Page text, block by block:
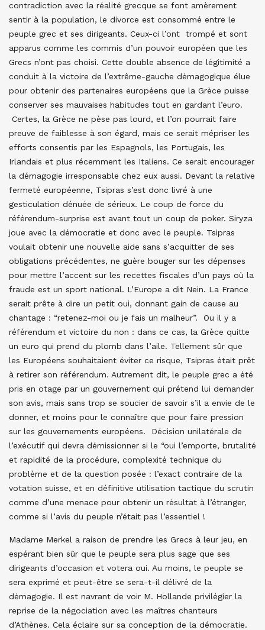
contradiction avec la réalité grecque se font amèrement
sentir à la population, le divorce est consommé entre le
peuple grec et ses dirigeants. Ceux-ci l’ont trompé et sont
apparus comme les commis d’un pouvoir européen que les
Grecs n’ont pas choisi. Cette double absence de légitimité a
conduit à la victoire de l’extrême-gauche démagogique élue
pour obtenir des partenaires européens que la Grèce puisse
conserver ses mauvaises habitudes tout en gardant l’euro.
Certes, la Grèce ne pèse pas lourd, et l’on pourrait faire
preuve de faiblesse à son égard, mais ce serait mépriser les
efforts consentis par les Espagnols, les Portugais, les
Irlandais et plus récemment les Italiens. Ce serait encourager
la démagogie irresponsable chez eux aussi. Devant la relative
fermeté européenne, Tsipras s’est donc livré à une
gesticulation dénuée de sérieux. Le coup de force du
référendum-surprise est avant tout un coup de poker. Siryza
joue avec la démocratie et donc avec le peuple. Tsipras
voulait obtenir une nouvelle aide sans s’acquitter de ses
obligations précédentes, ne guère bouger sur les dépenses
pour mettre l’accent sur les recettes fiscales d’un pays où la
fraude est un sport national. L’Europe a dit Nein. La France
serait prête à dire un petit oui, donnant gain de cause au
chantage : “retenez-moi ou je fais un malheur”. Ou il y a
référendum et victoire du non : dans ce cas, la Grèce quitte
un euro qui prend du plomb dans l’aile. Tellement sûr que
les Européens souhaitaient éviter ce risque, Tsipras était prêt
à retirer son référendum. Autrement dit, le peuple grec a été
pris en otage par un gouvernement qui prétend lui demander
son avis, mais sans trop se soucier de savoir s’il a envie de le
donner, et moins pour le connaître que pour faire pression
sur les gouvernements européens. Décision unilatérale de
l’exécutif qui devra démissionner si le “oui l’emporte, brutalité
et rapidité de la procédure, complexité technique du
problème et de la question posée : l’exact contraire de la
votation suisse, et en définitive utilisation tactique du scrutin
comme d’une menace pour obtenir un résultat à l’étranger,
comme si l’avis du peuple n’était pas l’essentiel !
Madame Merkel a raison de prendre les Grecs à leur jeu, en
espérant bien sûr que le peuple sera plus sage que ses
dirigeants d’occasion et votera oui. Au moins, le peuple se
sera exprimé et peut-être se sera-t-il délivré de la
démagogie. Il est navrant de voir M. Hollande privilégier la
reprise de la négociation avec les maîtres chanteurs
d’Athènes. Cela éclaire sur sa conception de la démocratie.